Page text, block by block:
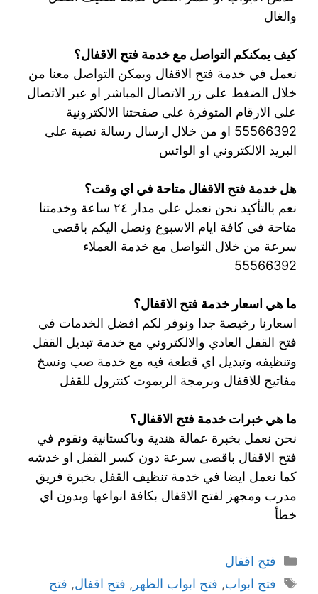
والغال
كيف يمكنكم التواصل مع خدمة فتح الاقفال؟
نعمل في خدمة فتح الاقفال ويمكن التواصل معنا من
خلال الضغط على زر الاتصال المباشر او عبر الاتصال
على الارقام المتوفرة على صفحتنا الالكترونية
55566392 او من خلال ارسال رسالة نصية على
البريد الالكتروني او الواتس
هل خدمة فتح الاقفال متاحة في اي وقت؟
نعم بالتأكيد نحن نعمل على مدار ٢٤ ساعة وخدمتنا
متاحة في كافة ايام الاسبوع ونصل اليكم باقصى
سرعة من خلال التواصل مع خدمة العملاء
55566392
ما هي اسعار خدمة فتح الاقفال؟
اسعارنا رخيصة جدا ونوفر لكم افضل الخدمات في
فتح القفل العادي والالكتروني مع خدمة تبديل القفل
وتنظيفه وتبديل اي قطعة فيه مع خدمة صب ونسخ
مفاتيح للاقفال وبرمجة الريموت كنترول للقفل
ما هي خبرات خدمة فتح الاقفال؟
نحن نعمل بخبرة عمالة هندية وباكستانية ونقوم في
فتح الاقفال باقصى سرعة دون كسر القفل او خدشه
كما نعمل ايضا في خدمة تنظيف القفل بخبرة فريق
مدرب ومجهز لفتح الاقفال بكافة انواعها وبدون اي
خطأ
فتح اقفال
فتح ابواب, فتح ابواب الظهر , فتح اقفال, فتح